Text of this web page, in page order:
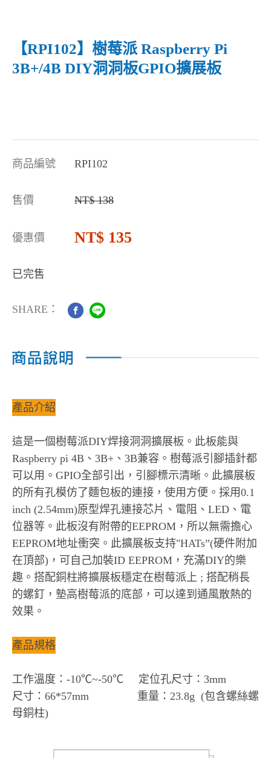
【RPI102】樹莓派 Raspberry Pi
3B+/4B DIY洞洞板GPIO擴展板
商品編號 RPI102
售價 138
優惠價 135
已完售
SHARE：
產品介紹
這是一個樹莓派DIY焊接洞洞擴展板。此板能與
Raspberry pi 4B、3B+、3B兼容。樹莓派引腳插針都
可以用。GPIO全部引出，引腳標示清晰。此擴展板
的所有孔模仿了麵包板的連接，使用方便。採用0.1
inch (2.54mm)原型焊孔連接芯片、電阻、LED、電
位器等。此板沒有附帶的EEPROM，所以無需擔心
EEPROM地址衝突。此擴展板支持"HATs”(硬件附加
在頂部)，可自己加裝ID EEPROM，充滿DIY的樂
趣。搭配銅柱將擴展板穩定在樹莓派上 ; 搭配稍長
的螺釘，墊高樹莓派的底部，可以達到通風散熱的
效果。
產品規格
工作溫度：-10℃~-50℃ 定位孔尺寸：3mm
尺寸：66*57mm 重量：23.8g (包含螺絲螺
母銅柱)